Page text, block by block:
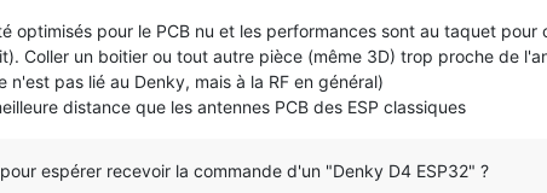
optimisés pour le PCB nu et les performances sont au taquet pour
Coller un boitier ou tout autre pièce (même 3D) trop proche de
pas lié au Denky, mais à la RF en général)
distance que les antennes PCB des ESP classiques
espérer recevoir la commande d'un "Denky D4 ESP32" ?